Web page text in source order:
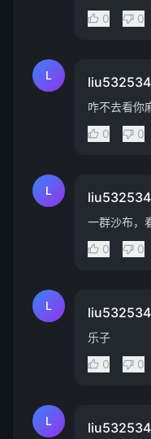
0
0
L liu532534
咋不去看你
0
0
L liu532534
一群沙布，
0
0
L liu532534
乐子
0
0
L liu532534